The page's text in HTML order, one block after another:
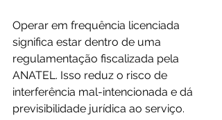
Operar em frequência licenciada
significa estar dentro de uma
regulamentação fiscalizada pela
ANATEL. Isso reduz o risco de
interferência mal-intencionada e dá
previsibilidade jurídica ao serviço.